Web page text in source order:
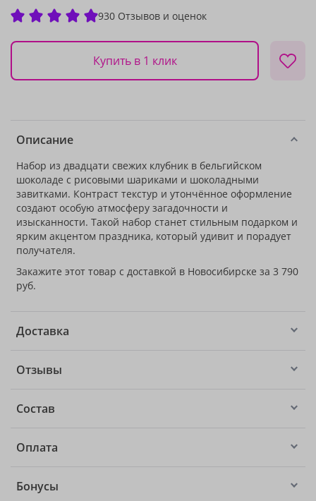
930 Отзывов и оценок
Купить в 1 клик
Описание
Набор из двадцати свежих клубник в бельгийском
шоколаде с рисовыми шариками и шоколадными
завитками. Контраст текстур и утончённое оформление
создают особую атмосферу загадочности и
изысканности. Такой набор станет стильным подарком и
ярким акцентом праздника, который удивит и порадует
получателя.
Закажите этот товар с доставкой в Новосибирске за 3 790
руб.
Доставка
Отзывы
Состав
Оплата
Бонусы